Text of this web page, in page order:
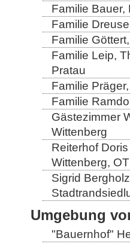
Familie Bauer,
Familie
Familie
Familie Leip,
Pratau
Familie
Familie
Gästezimmer
Wittenberg
Reiterhof
Wittenberg,
Sigrid
Umgebung
"Bauernhof"